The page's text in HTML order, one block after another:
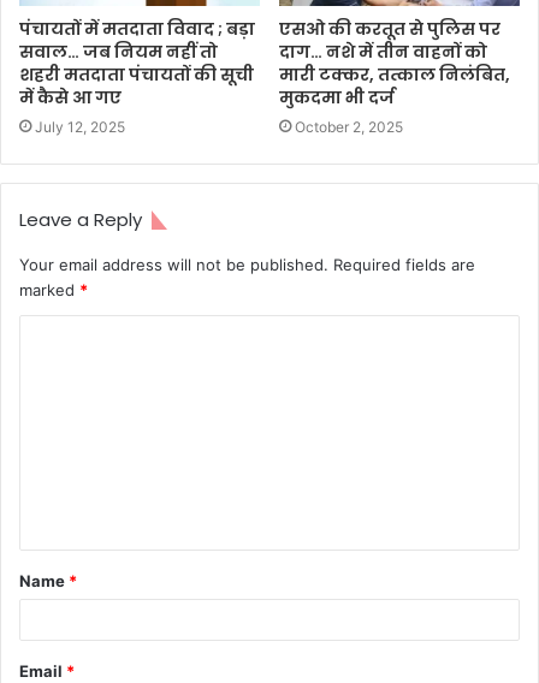
पंचायतों में मतदाता विवाद ; बड़ा
सवाल… जब नियम नहीं तो
शहरी मतदाता पंचायतों की सूची
में कैसे आ गए
July 12, 2025
एसओ की करतूत से पुलिस पर
दाग… नशे में तीन वाहनों को
मारी टक्कर, तत्काल निलंबित,
मुकदमा भी दर्ज
October 2, 2025
Leave a Reply
Your email address will not be published. Required fields are
marked *
t
*
Name *
Email *